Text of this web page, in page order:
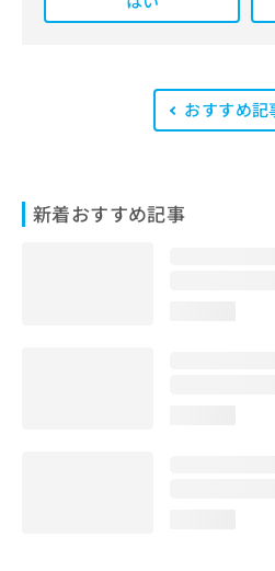
は、一般社団
おすすめ記
新着おすすめ記事